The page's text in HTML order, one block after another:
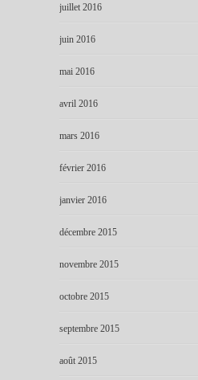
juillet 2016
juin 2016
mai 2016
avril 2016
mars 2016
février 2016
janvier 2016
décembre 2015
novembre 2015
octobre 2015
septembre 2015
août 2015